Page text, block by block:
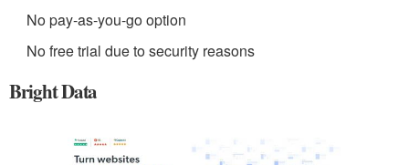
No pay-as-you-go option
No free trial due to security reasons
Bright Data